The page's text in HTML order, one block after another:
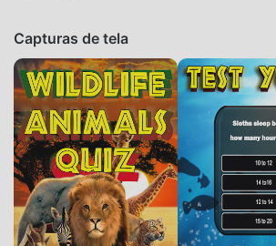
Capturas de tela